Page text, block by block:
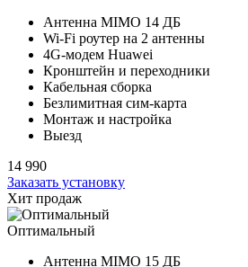
Антенна MIMO 14 ДБ
Wi-Fi роутер на 2 антенны
4G-модем Huawei
Кронштейн и переходники
Кабельная сборка
Безлимитная сим-карта
Монтаж и настройка
Выезд
14 990
Заказать установку
Хит продаж
Оптимальный
Антенна MIMO 15 ДБ